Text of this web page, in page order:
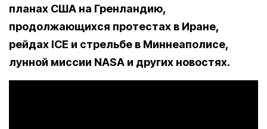
планах США на Гренландию,
продолжающихся протестах в Иране,
рейдах ICE и стрельбе в Миннеаполисе,
лунной миссии NASA и других новостях.